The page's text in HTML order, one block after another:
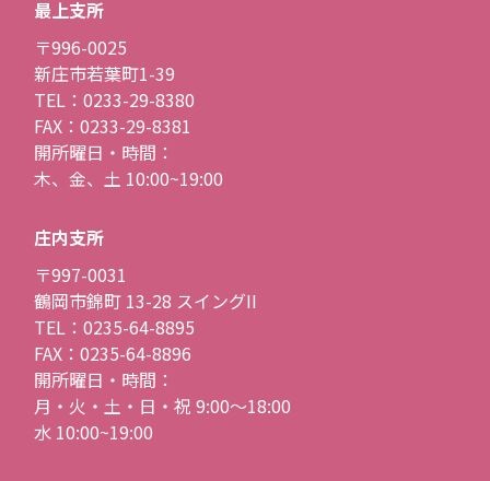
最上支所
〒996-0025
新庄市若葉町1-39
TEL：0233-29-8380
FAX：0233-29-8381
開所曜日・時間：
木、金、土 10:00~19:00
庄内支所
〒997-0031
鶴岡市錦町 13-28 スイングII
TEL：0235-64-8895
FAX：0235-64-8896
開所曜日・時間：
月・火・土・日・祝 9:00〜18:00
水 10:00~19:00